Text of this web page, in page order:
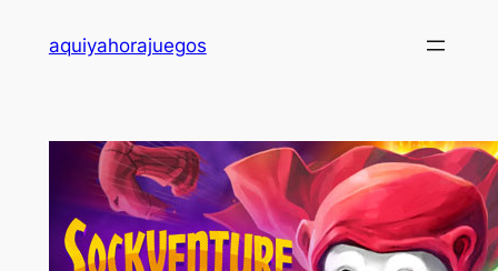
aquiyahorajuegos